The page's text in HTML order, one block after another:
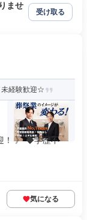
ませ
受け取る
未経験歓迎☆
！ 》 ◆学歴不
気になる